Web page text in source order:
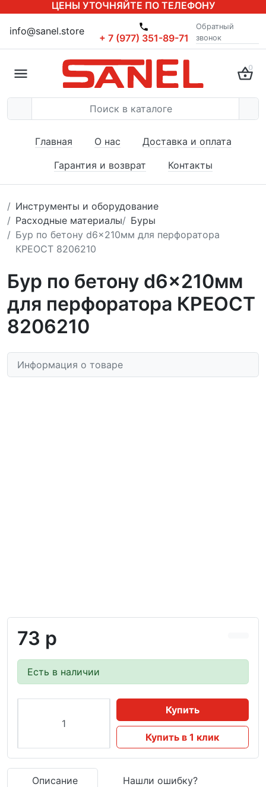
ЦЕНЫ УТОЧНЯЙТЕ ПО ТЕЛЕФОНУ
info@sanel.store
+ 7 (977) 351-89-71
Обратный
звонок
0
Главная О нас
Доставка и оплата
Гарантия и возврат
Контакты
Инструменты и оборудование
Расходные материалы
Буры
Бур по бетону d6x210мм для перфоратора
КРЕОСТ 8206210
Бур по бетону d6x210мм
для перфоратора КРЕОСТ
8206210
Информация о товаре
73 р
Есть в наличии
Купить
Купить в 1 клик
Описание Нашли ошибку?